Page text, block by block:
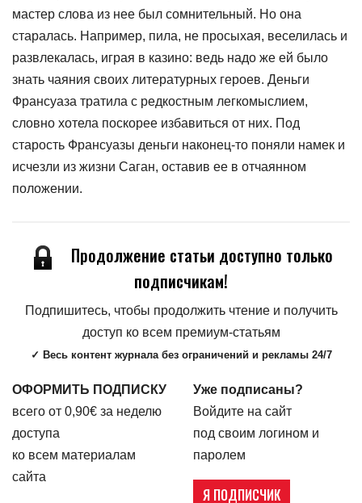
мастер слова из нее был сомнительный. Но она
старалась. Например, пила, не просыхая, веселилась и
развлекалась, играя в казино: ведь надо же ей было
знать чаяния своих литературных героев. Деньги
Франсуаза тратила с редкостным легкомыслием,
словно хотела поскорее избавиться от них. Под
старость Франсуазы деньги наконец-то поняли намек и
исчезли из жизни Саган, оставив ее в отчаянном
положении.
Продолжение статьи доступно только
подписчикам!
Подпишитесь, чтобы продолжить чтение и получить
доступ ко всем премиум-статьям
✓ Весь контент журнала без ограничений и рекламы 24/7
ОФОРМИТЬ ПОДПИСКУ
всего от 0,90€ за неделю
доступа
ко всем материалам
сайта
Уже подписаны?
Войдите на сайт
под своим логином и
паролем
Я ПОДПИСЧИК